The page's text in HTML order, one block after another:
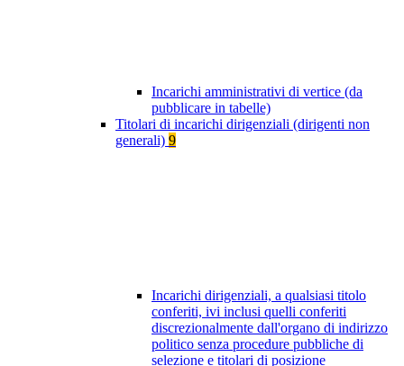
Incarichi amministrativi di vertice (da
pubblicare in tabelle)
Titolari di incarichi dirigenziali (dirigenti non
generali) 9
Incarichi dirigenziali, a qualsiasi titolo
conferiti, ivi inclusi quelli conferiti
discrezionalmente dall'organo di indirizzo
politico senza procedure pubbliche di
selezione e titolari di posizione